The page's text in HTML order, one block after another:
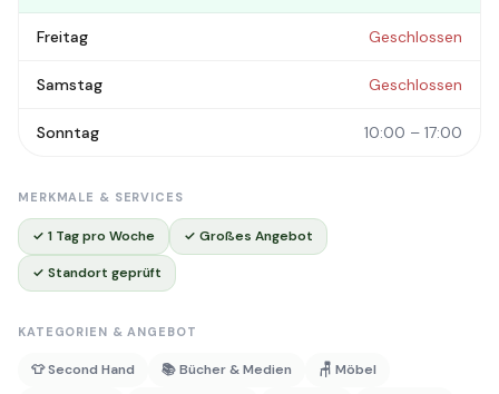
Freitag Geschlossen
Samstag Geschlossen
Sonntag 10:00 – 17:00
MERKMALE & SERVICES
✓ 1 Tag pro Woche ✓ Großes Angebot
✓ Standort geprüft
KATEGORIEN & ANGEBOT
👕 Second Hand 📚 Bücher & Medien
🪑 Möbel